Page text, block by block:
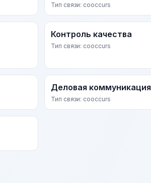
Тип связи: cooccurs
Контроль качества
Тип связи: cooccurs
Деловая коммуникация
Тип связи: cooccurs